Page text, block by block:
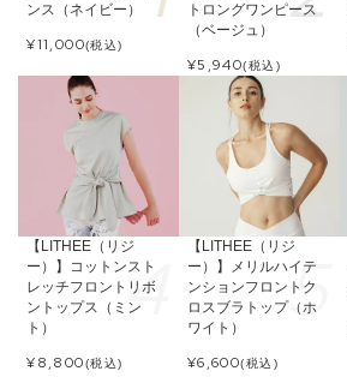
ンス（ネイビー）
¥11,000(税込)
トロングワンピース
（ベージュ）
¥5,940(税込)
【LITHEE（リジ
ー）】コットンスト
レッチフロントリボ
ントップス（ミン
ト）
¥8,800(税込)
【LITHEE（リジ
ー）】メリルハイテ
ンションフロントク
ロスブラトップ（ホ
ワイト）
¥6,600(税込)